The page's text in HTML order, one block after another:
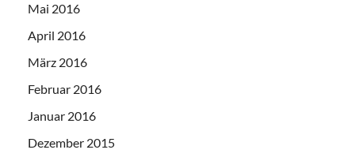
Mai 2016
April 2016
März 2016
Februar 2016
Januar 2016
Dezember 2015